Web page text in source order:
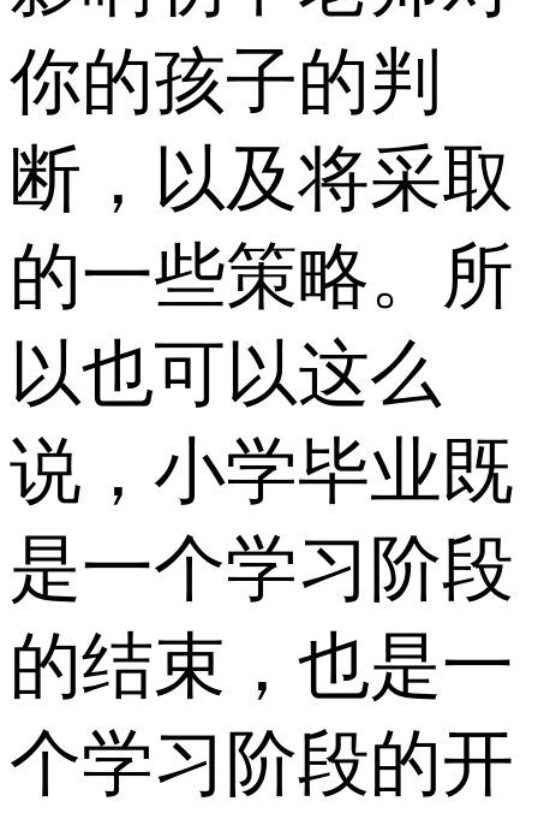
你的孩子的判
断，以及将采取
的一些策略。所
以也可以这么
说，小学毕业既
是一个学习阶段
的结束，也是一
个学习阶段的开